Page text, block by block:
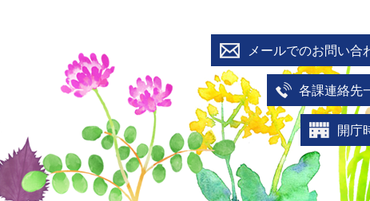
メールでのお問い合
各課連絡先
開庁